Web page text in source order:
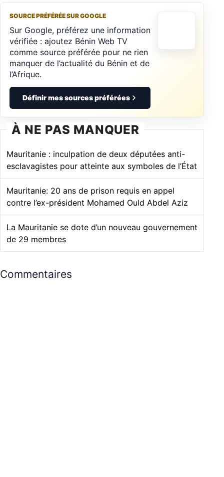
SOURCE PRÉFÉRÉE SUR GOOGLE
Sur Google, préférez une information
vérifiée : ajoutez Bénin Web TV
comme source préférée pour ne rien
manquer de l’actualité du Bénin et de
l’Afrique.
Définir mes sources préférées
À NE PAS MANQUER
Mauritanie : inculpation de deux députées anti-
esclavagistes pour atteinte aux symboles de l’État
Mauritanie: 20 ans de prison requis en appel
contre l’ex-président Mohamed Ould Abdel Aziz
La Mauritanie se dote d’un nouveau gouvernement
de 29 membres
Commentaires